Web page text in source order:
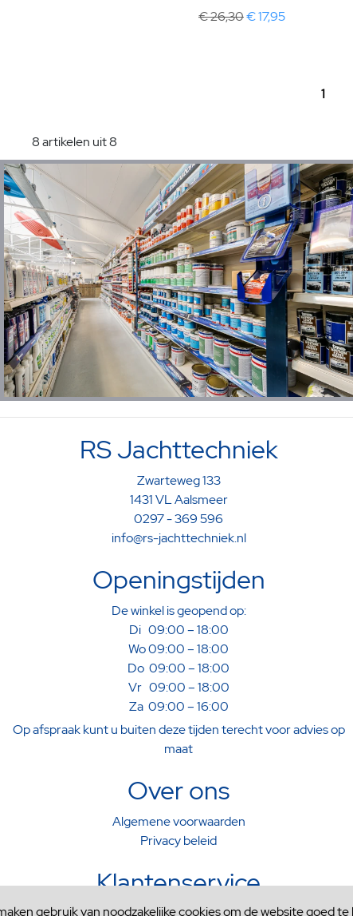
gebruik van noodzakelijke cookies om de website goed te
€ 26,30€ 17,95
1
8 artikelen uit 8
RS Jachttechniek
Zwarteweg 133
1431 VL Aalsmeer
0297 - 369 596
info@rs-jachttechniek.nl
Openingstijden
De winkel is geopend op:
Di 09:00 – 18:00
Wo 09:00 – 18:00
Do 09:00 – 18:00
Vr 09:00 – 18:00
Za 09:00 – 16:00
Op afspraak kunt u buiten deze tijden terecht voor advies op
maat
Over ons
Algemene voorwaarden
Privacy beleid
Klantenservice